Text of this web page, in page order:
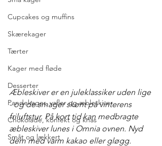
Cupcakes og muffins
Skærekager
Tærter
Kager med fløde
Desserter
Pandekager, vafler og æbleskiver
Chokolade, konfekt og knas
Småt og lækkert
Æbleskiver er en juleklassiker uden lige
- og de smager skønt på vinterens
friluftstur. På kort tid kan medbragte
æbleskiver lunes i Omnia ovnen. Nyd
dem med varm kakao eller gløgg.